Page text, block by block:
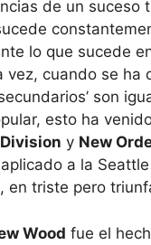
de un
lo que sucede
vez, cuando se ha
son
esto ha
y New
a la
, en triste pero
Wood fue el